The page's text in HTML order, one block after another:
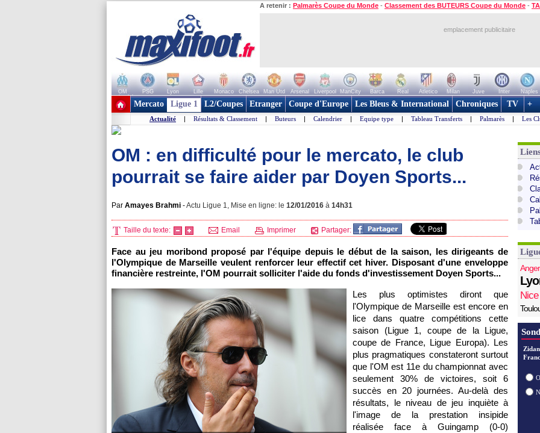
A retenir : Palmarès Coupe du Monde - Classement des BUTEURS Coupe du Monde -
emplacement publicitaire
OM PSG Lyon Lille Monaco Chelsea Man Utd Arsenal Liverpool ManCity Barca Real Atletico Milan Juve Inter Naples
+ de clubs
Mercato Ligue 1 L2/Coupes Etranger Coupe d'Europe Les Bleus & International Chroniques TV +
Actualité | Résultats & Classement | Buteurs | Calendrier | Equipe type | Tableau Transferts | Palmarès | Les
OM : en difficulté pour le mercato, le club
pourrait se faire aider par Doyen Sports...
Par Amayes Brahmi -Actu Ligue 1, Mise en ligne: le 12/01/2016 à 14h31
Taille du texte: Email Imprimer Partager:
Face au jeu moribond proposé par l'équipe depuis le début de la saison, les dirigeants de
l'Olympique de Marseille veulent renforcer leur effectif cet hiver. Disposant d'une enveloppe
financière restreinte, l'OM pourrait solliciter l'aide du fonds d'investissement Doyen Sports...
Les plus optimistes diront que
l'Olympique de Marseille est encore en
lice dans quatre compétitions cette
saison (Ligue 1, coupe de la Ligue,
coupe de France, Ligue Europa). Les
plus pragmatiques constateront surtout
que l'OM est 11e du championnat avec
seulement 30% de victoires, soit 6
succès en 20 journées. Au-delà des
résultats, le niveau de jeu inquiète à
l'image de la prestation insipide
réalisée face à Guingamp (0-0)
Nice